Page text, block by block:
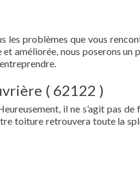
les problèmes que vous
améliorée, nous poserons un
( 62122 )
il ne s’agit pas de
toiture retrouvera toute la